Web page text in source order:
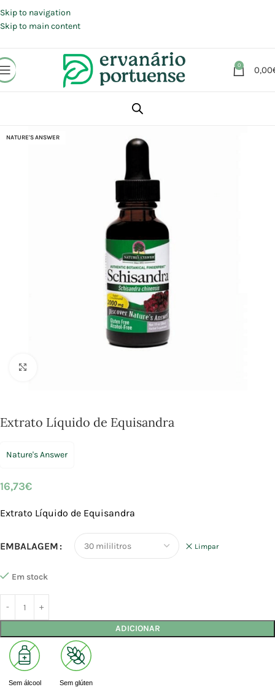
Skip to navigation
Skip to main content
0 0,00
Suplementos alimentares
NATURE'S ANSWER
Extrato Líquido de Equisandra
Nature's Answer
16,73€
Extrato Líquido de Equisandra
EMBALAGEM Limpar
Em stock
ADICIONAR
Sem álcool Sem glúten